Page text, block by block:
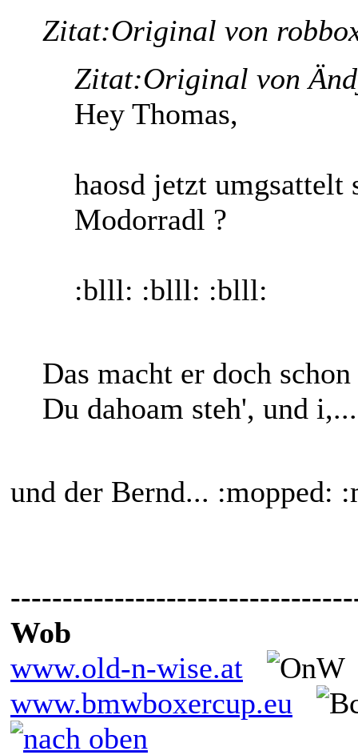
Zitat:Original von
Zitat:Original von
Hey Thomas,
haosd jetzt umgsattelt
Modorradl ?
:blll: :blll: :blll:
Das macht er doch
Du dahoam steh', und i,...
und der Bernd... :mopped:
Wob
www.old-n-wise.at
www.bmwboxercup.eu